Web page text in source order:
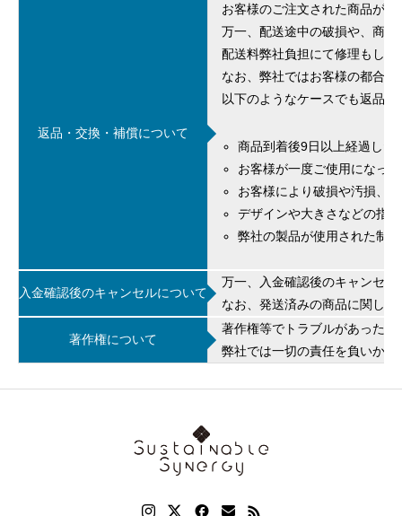
返品・交換・補償について
お客様のご注文された商品が
万一、配送途中の破損や、商
配送料弊社負担にて修理もし
なお、弊社ではお客様の都合
以下のようなケースでも返品
商品到着後9日以上経過した
お客様が一度ご使用になっ
お客様により破損や汚損、
デザインや大きさなどの指
弊社の製品が使用された制
入金確認後のキャンセルについて
万一、入金確認後のキャンセ
なお、発送済みの商品に関し
著作権について
著作権等でトラブルがあった
弊社では一切の責任を負いか